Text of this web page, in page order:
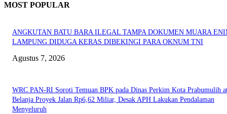
MOST POPULAR
ANGKUTAN BATU BARA ILEGAL TAMPA DOKUMEN MUARA
LAMPUNG DIDUGA KERAS DIBEKINGI PARA OKNUM TNI
Agustus 7, 2026
WRC PAN-RI Soroti Temuan BPK pada Dinas Perkim Kota Prabumulih
Belanja Proyek Jalan Rp6,62 Miliar, Desak APH Lakukan Pendalaman
Menyeluruh